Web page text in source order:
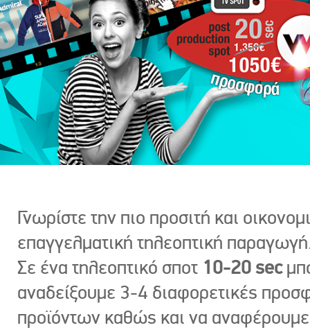
Γνωρίστε την πιο προσιτή και
επαγγελματική τηλεοπτική
Σε ένα τηλεοπτικό σποτ 10-20 sec
αναδείξουμε 3-4 διαφορετικές
προϊόντων καθώς και να